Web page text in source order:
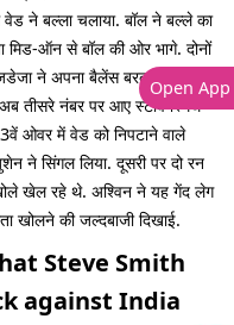
ने बल्ला चलाया. बॉल ने बल्ले का
मिड-ऑन से बॉल की ओर भागे. दोनों
ने अपना बैलेंस बरकरार रखते
तीसरे नंबर पर आए स्टीव स्मिथ
ओवर में वेड को निपटाने वाले
ने सिंगल लिया. दूसरी पर दो रन
खेल रहे थे. अश्विन ने यह गेंद लेग
खोलने की जल्दबाजी दिखाई.
Steve Smith
against India
Open App